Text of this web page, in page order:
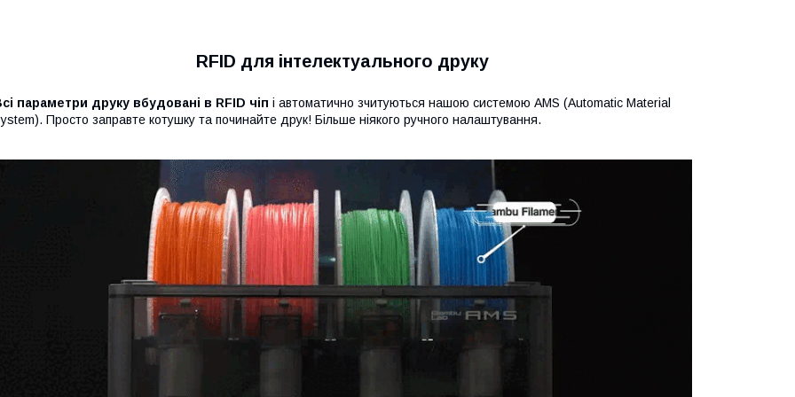
RFID для інтелектуального друку
параметри друку вбудовані в RFID чіп і автоматично зчитуються нашою системою AMS (Automatic Material
Просто заправте котушку та починайте друк! Більше ніякого ручного налаштування.